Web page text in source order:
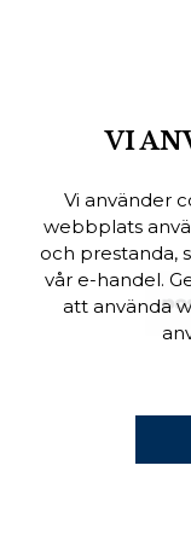
VI
Vi använder
webbplats
och prestanda,
vår e-handel.
att använda